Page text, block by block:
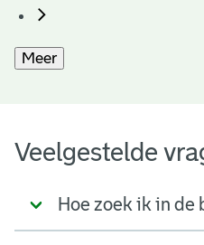
Meer
Veelgestelde
Hoe zoek ik in